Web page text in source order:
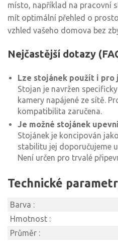
místo, například na pracovní
mít optimální přehled o
vzhled vašeho domova bez
Nejčastější dotazy
Lze stojánek použít i pro
Stojan je navržen
kamery napájené ze sítě.
kompatibilita zaručena.
Je možné stojánek
Stojánek je koncipován
stabilitu jej doporučujeme
Není určen pro trvalé
Technické
Barva :
Hmotnost :
Průměr :